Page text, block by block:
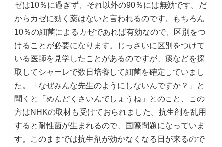
ゼは10％に過ぎず、それ以外の90％には無効です。だ
からカゼに効く薬はないと言われるのです。もちろん
10％の細菌によるカゼであれば有効なので、区別をつ
けることが必要になります。じっさいに区別をつけて
いる医師を見学したことがあるのですが、痰などを採
取してシャーレで数日培養して細菌を確定していまし
た。「なぜみんな先生のようにしないんですか？」と
聞くと「めんどくさいんでしょうね」とのこと、この
方はNHKの取材も受けておられました。抗生剤を乱用
すると耐性菌が生まれるので、国際問題になっていま
す。このままでは抗生剤が効かなくなる日が来るので